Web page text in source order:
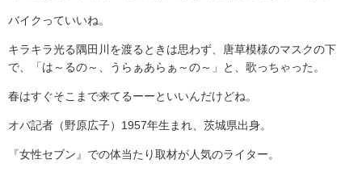
バイクっていいね。
キラキラ光る隅田川を渡るときは思わず、唐草模様のマスクの下
で、「は～るの～、うらぁあらぁ～の～」と、歌っちゃった。
春はすぐそこまで来てるーーといいんだけどね。
オバ記者（野原広子）1957年生まれ、茨城県出身。
『女性セブン』での体当たり取材が人気のライター。